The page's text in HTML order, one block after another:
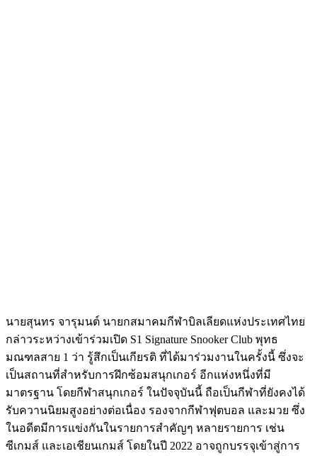
นายสุนทร จารุมนต์ นายกสมาคมกีฬาบิลเลียดแห่งประเทศไทย
กล่าวระหว่างเข้าร่วมเปิด S1 Signature Snooker Club พุทธ
มณฑลสาย 1 ว่า รู้สึกเป็นเกียรติ ที่ได้มาร่วมงานในครั้งนี้ ซึ่งจะ
เป็นสถานที่สำหรับการฝึกซ้อมสนุกเกอร์ อีกแห่งหนึ่งที่มี
มาตรฐาน โดยกีฬาสนุกเกอร์ ในปัจจุบันนี้ ถือเป็นกีฬาที่ยังคงได้
รับควานนิยมสูงอย่างต่อเนื่อง รองจากกีฬาฟุตบอล และมวย ซึ่ง
ในอดีตมีการแข่งกันในรายการสำคัญๆ หลายรายการ เช่น
ซีเกมส์ และเอเชียนเกมส์ โดยในปี 2022 อาจถูกบรรจุเข้าสู่การ